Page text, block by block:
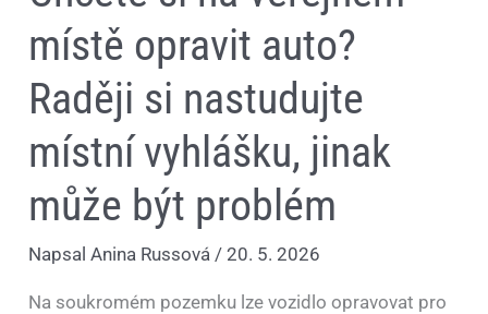
místě opravit auto?
Raději si nastudujte
místní vyhlášku, jinak
může být problém
NapsalAnina Russová /20. 5. 2026
Na soukromém pozemku lze vozidlo opravovat pro